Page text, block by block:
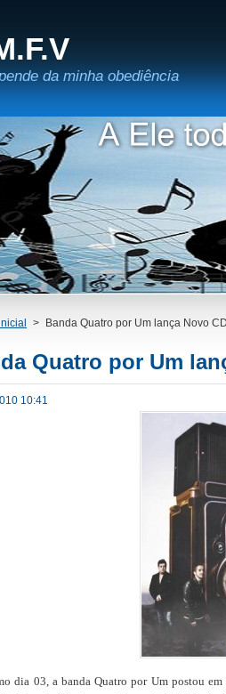
da minha obediência
> Banda Quatro por Um lança Novo
Quatro por Um
10:41
dia 03, a banda Quatro por Um postou